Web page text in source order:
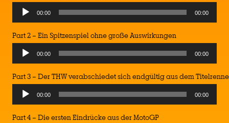
Audio
Player
00:00 00:00
Part 2 – Ein Spitzenspiel ohne große Auswirkungen
Audio
Player
00:00 00:00
Part 3 – Der THW verabschiedet sich endgültig aus dem
Audio
Player
00:00 00:00
Part 4 – Die ersten Eindrücke aus der MotoGP